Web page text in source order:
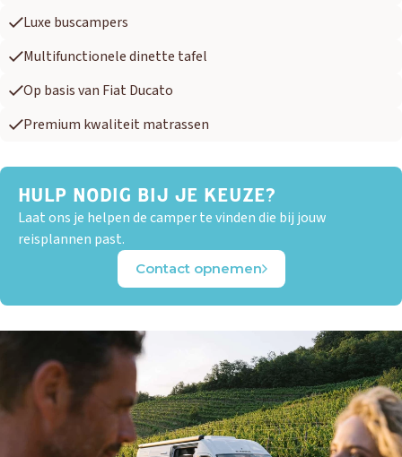
Luxe buscampers
Multifunctionele dinette tafel
Op basis van Fiat Ducato
Premium kwaliteit matrassen
HULP NODIG BIJ JE KEUZE?
Laat ons je helpen de camper te vinden die bij jouw
reisplannen past.
Contact opnemen